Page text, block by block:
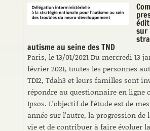
sur
autisme au seine des TND
Paris, le 13/01/2021 Du mercredi 13
février 2021, toutes les personnes
TDI2, Tdah3 et leurs familles sont
répondre au questionnaire en ligne
Ipsos. L’objectif de l’étude est de
année sur l’autre, la progression de
vie et de contribuer à faire évoluer